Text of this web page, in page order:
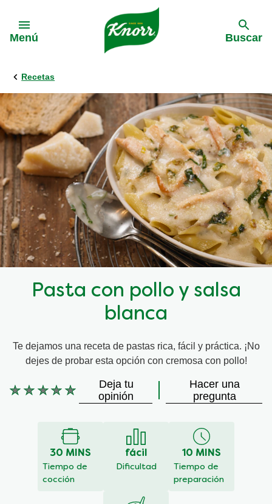
Menú Buscar
Recetas
Pasta con pollo y salsa
blanca
Te dejamos una receta de pastas rica, fácil y práctica. ¡No
dejes de probar esta opción con cremosa con pollo!
No
calificaciones
Deja tu
opinión
Hacer una
pregunta
30 MINS
Tiempo de
cocción
fácil
Dificultad
10 MINS
Tiempo de
preparación